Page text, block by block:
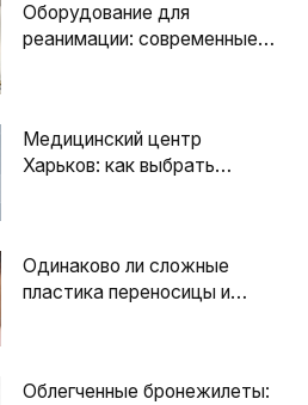
Оборудование для
реанимации: современные
Медицинский центр
Харьков: как выбрать
Одинаково ли сложные
пластика переносицы и
Облегченные бронежилеты: